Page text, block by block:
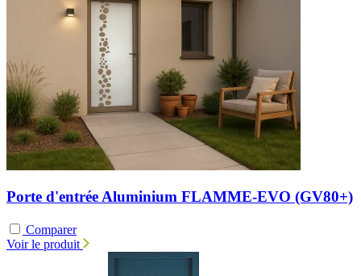
Porte d'entrée Aluminium FLAMME-EVO (GV80+)
Comparer
Voir le produit